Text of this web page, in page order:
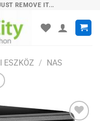
REMOVE IT...
ESZKÖZ / NAS